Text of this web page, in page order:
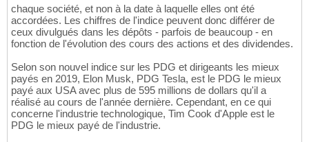
chaque société, et non à la date à laquelle elles ont été
accordées. Les chiffres de l'indice peuvent donc différer de
ceux divulgués dans les dépôts - parfois de beaucoup - en
fonction de l'évolution des cours des actions et des dividendes.
Selon son nouvel indice sur les PDG et dirigeants les mieux
payés en 2019, Elon Musk, PDG Tesla, est le PDG le mieux
payé aux USA avec plus de 595 millions de dollars qu'il a
réalisé au cours de l'année dernière. Cependant, en ce qui
concerne l'industrie technologique, Tim Cook d'Apple est le
PDG le mieux payé de l'industrie.